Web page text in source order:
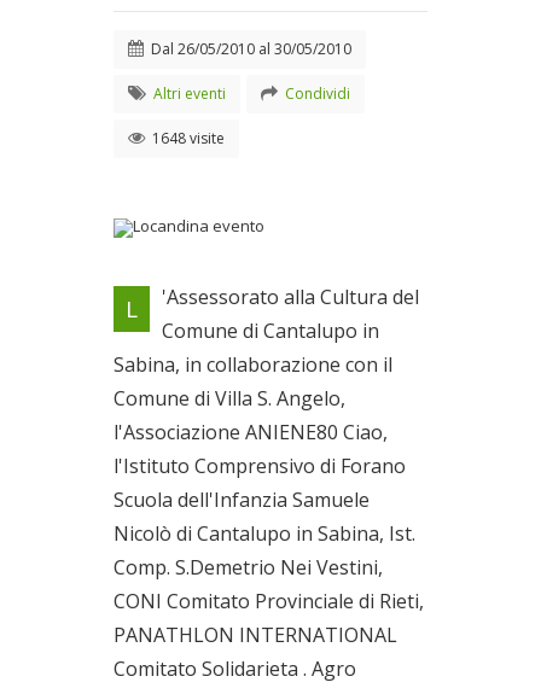
Dal 26/05/2010 al 30/05/2010
Altri eventi Condividi
1648 visite
Locandina evento
Dal 26/05/2010 al
30/05/2010
L
'Assessorato alla Cultura del
Comune di Cantalupo in
Sabina, in collaborazione con il
Comune di Villa S. Angelo,
l'Associazione ANIENE80 Ciao,
l'Istituto Comprensivo di Forano
Scuola dell'Infanzia Samuele
Nicolò di Cantalupo in Sabina, Ist.
Comp. S.Demetrio Nei Vestini,
CONI Comitato Provinciale di Rieti,
PANATHLON INTERNATIONAL
Comitato Solidarieta . Agro